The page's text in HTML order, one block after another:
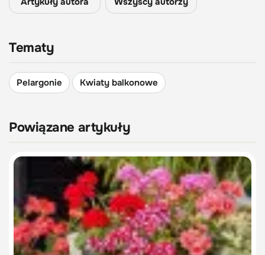
Tematy
Pelargonie Kwiaty balkonowe
Powiązane artykuły